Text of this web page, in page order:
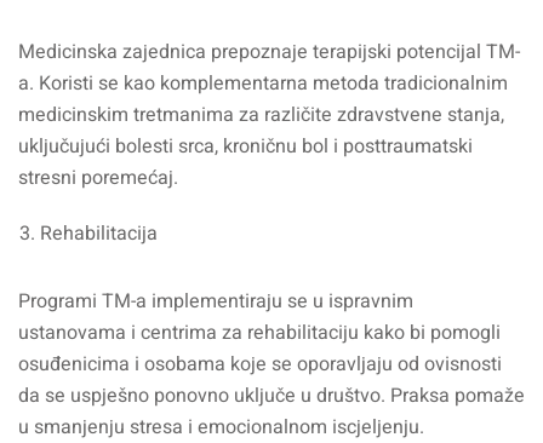
Medicinska zajednica prepoznaje terapijski potencijal TM-
a. Koristi se kao komplementarna metoda tradicionalnim
medicinskim tretmanima za različite zdravstvene stanja,
uključujući bolesti srca, kroničnu bol i posttraumatski
stresni poremećaj.
Rehabilitacija
Programi TM-a implementiraju se u ispravnim
ustanovama i centrima za rehabilitaciju kako bi pomogli
osuđenicima i osobama koje se oporavljaju od ovisnosti
da se uspješno ponovno uključe u društvo. Praksa pomaže
u smanjenju stresa i emocionalnom iscjeljenju.